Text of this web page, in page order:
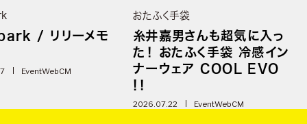
/ リリーメモ
EventWebCM
おたふく手袋
糸井嘉男さんも超気に入っ
た！ おたふく手袋 冷感イン
ナーウェア COOL EVO
!！
2026.07.22 EventWebCM